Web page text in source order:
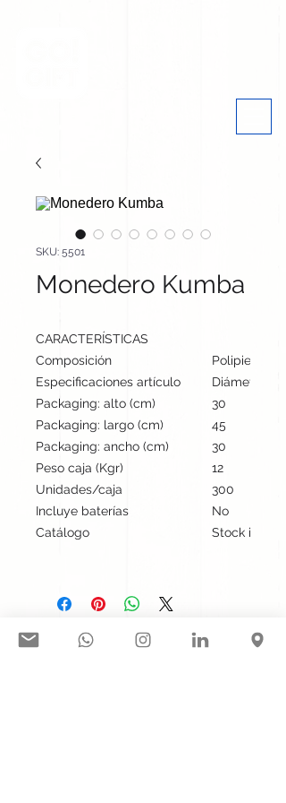
SKU: 5501
Monedero Kumba
CARACTERÍSTICAS
Composición
Polipiel
Especificaciones artículo
Diámetro:
Packaging: alto (cm)
30
Packaging: largo (cm)
45
Packaging: ancho (cm)
30
Peso caja (Kgr)
12
Unidades/caja
300
Incluye baterías
No
Catálogo
Stock
Síguenos en nuestras redes